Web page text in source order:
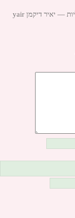
הלקסיקון החסר לחתירה לרציונליות — יאיר דיקמן yair